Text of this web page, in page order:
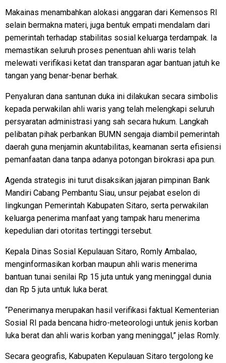
Makainas menambahkan alokasi anggaran dari Kemensos RI
selain bermakna materi, juga bentuk empati mendalam dari
pemerintah terhadap stabilitas sosial keluarga terdampak. Ia
memastikan seluruh proses penentuan ahli waris telah
melewati verifikasi ketat dan transparan agar bantuan jatuh ke
tangan yang benar-benar berhak.
Penyaluran dana santunan duka ini dilakukan secara simbolis
kepada perwakilan ahli waris yang telah melengkapi seluruh
persyaratan administrasi yang sah secara hukum. Langkah
pelibatan pihak perbankan BUMN sengaja diambil pemerintah
daerah guna menjamin akuntabilitas, keamanan serta efisiensi
pemanfaatan dana tanpa adanya potongan birokrasi apa pun.
Agenda strategis ini turut disaksikan jajaran pimpinan Bank
Mandiri Cabang Pembantu Siau, unsur pejabat eselon di
lingkungan Pemerintah Kabupaten Sitaro, serta perwakilan
keluarga penerima manfaat yang tampak haru menerima
kepedulian dari otoritas tertinggi tersebut.
Kepala Dinas Sosial Kepulauan Sitaro, Romly Ambalao,
menginformasikan korban maupun ahli waris menerima
bantuan tunai senilai Rp 15 juta untuk yang meninggal dunia
dan Rp 5 juta untuk luka berat.
“Penerimanya merupakan hasil verifikasi faktual Kementerian
Sosial RI pada bencana hidro-meteorologi untuk jenis korban
luka berat dan ahli waris korban yang meninggal,” jelas Romly.
Secara geografis, Kabupaten Kepulauan Sitaro tergolong ke